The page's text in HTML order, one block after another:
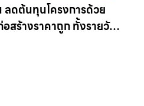
ลดต้นทุนโครงการด้วย
อสร้างราคาถูก ทั้งรายวัน